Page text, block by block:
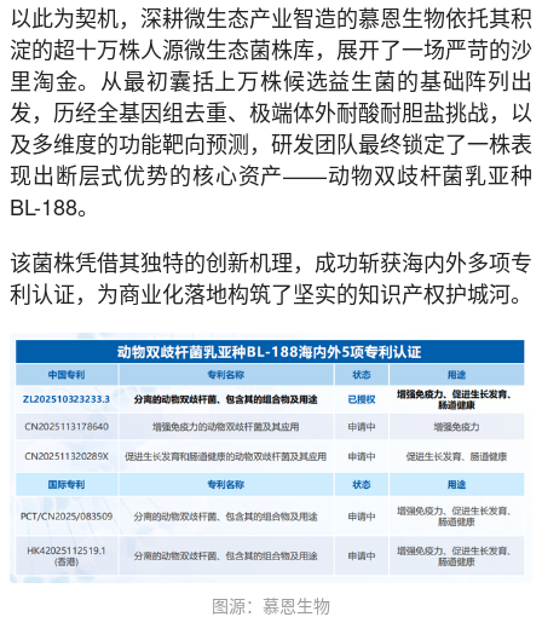
以此为契机，深耕微生态产业智造的慕恩生物依托其积
淀的超十万株人源微生态菌株库，展开了一场严苛的沙
里淘金。从最初囊括上万株候选益生菌的基础阵列出
发，历经全基因组去重、极端体外耐酸耐胆盐挑战，以
及多维度的功能靶向预测，研发团队最终锁定了一株表
现出断层式优势的核心资产——动物双歧杆菌乳亚种
BL-188。
该菌株凭借其独特的创新机理，成功斩获海内外多项专
利认证，为商业化落地构筑了坚实的知识产权护城河。
图源：慕恩生物